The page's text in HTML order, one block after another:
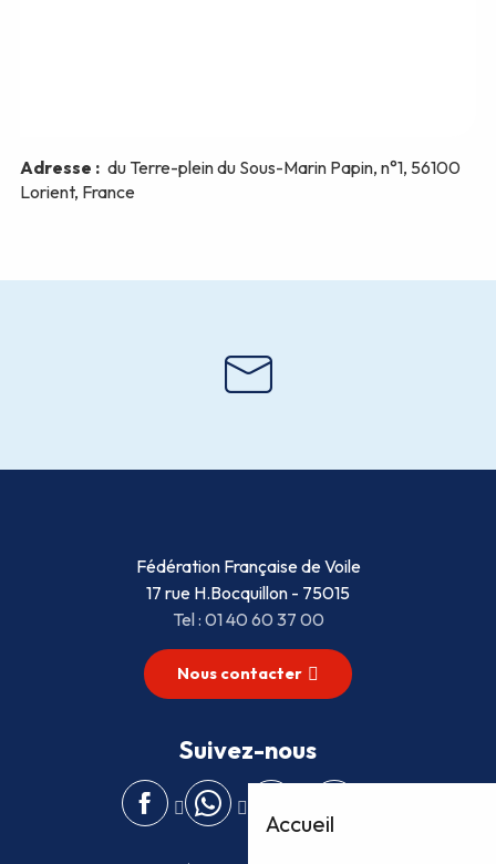
Accueil
Fédération Française de Voile
17 rue H.Bocquillon - 75015
Tel : 01 40 60 37 00
Nous contacter
Suivez-nous